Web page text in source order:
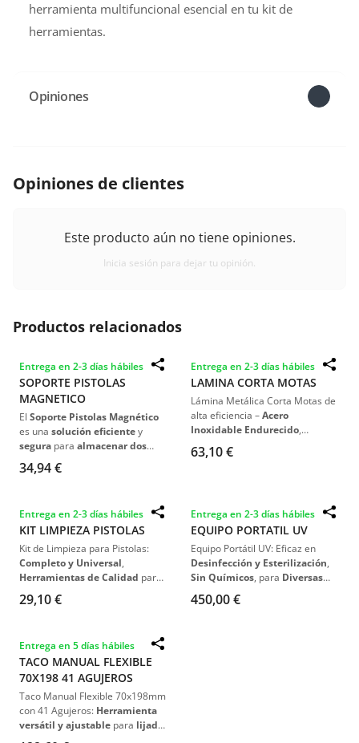
herramienta multifuncional esencial en tu kit de
herramientas.
Opiniones
Opiniones de clientes
Este producto aún no tiene opiniones.
Inicia sesión para dejar tu opinión.
Productos relacionados
Entrega en 2-3 días hábiles
SOPORTE PISTOLAS
MAGNETICO
El Soporte Pistolas Magnético
es una solución eficientey
segura para almacenar dos
pistolas de
Fabricado en
imanes que facilitan su
instalación y movilidad dentro
de la cabina de pulverización
34,94 €
Entrega en 2-3 días hábiles
LAMINA CORTA MOTAS
Lámina Metálica Corta Motas de
alta eficiencia –Acero
Inoxidable Endurecido,
Rectificación Perfecta
Especializado para
63,10 €
Entrega en 2-3 días hábiles
KIT LIMPIEZA PISTOLAS
Kit de Limpieza para Pistolas:
Completo y Universal,
Herramientas de Calidad para
Mantenimiento Efectivo
29,10 €
Entrega en 2-3 días hábiles
EQUIPO PORTATIL UV
Equipo Portátil UV: Eficaz en
Desinfección y Esterilización,
Sin Químicos, para Diversas
Aplicaciones
450,00 €
Entrega en 5 días hábiles
TACO MANUAL FLEXIBLE
70X198 41 AGUJEROS
Taco Manual Flexible 70x198mm
con 41 Agujeros: Herramienta
versátil y ajustable para lijado
manual, ideal para